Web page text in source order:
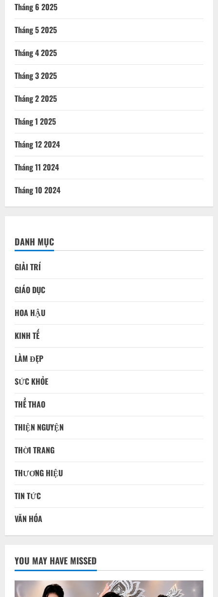
Tháng 6 2025
Tháng 5 2025
Tháng 4 2025
Tháng 3 2025
Tháng 2 2025
Tháng 1 2025
Tháng 12 2024
Tháng 11 2024
Tháng 10 2024
DANH MỤC
GIẢI TRÍ
GIÁO DỤC
HOA HẬU
KINH TẾ
LÀM ĐẸP
SỨC KHỎE
THỂ THAO
THIỆN NGUYỆN
THỜI TRANG
THƯƠNG HIỆU
TIN TỨC
VĂN HÓA
YOU MAY HAVE MISSED